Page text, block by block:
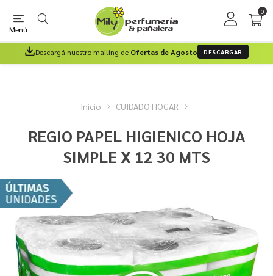
Menú
0
Descargá nuestro mailing de Ofertas de Agosto DESCARGAR
Inicio CUIDADO HOGAR
REGIO PAPEL HIGIENICO HOJA
SIMPLE X 12 30 MTS